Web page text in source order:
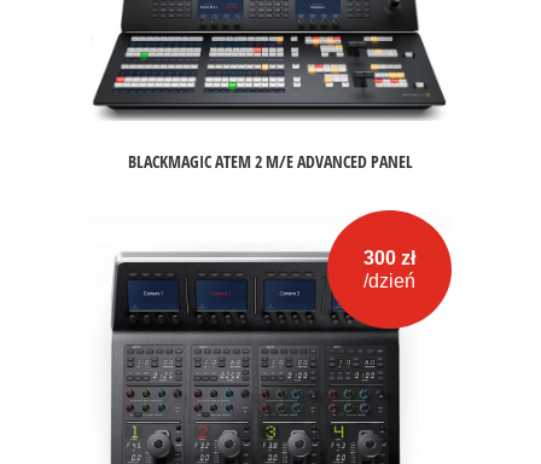
BLACKMAGIC ATEM 2 M/E ADVANCED PANEL
300 zł
/dzień